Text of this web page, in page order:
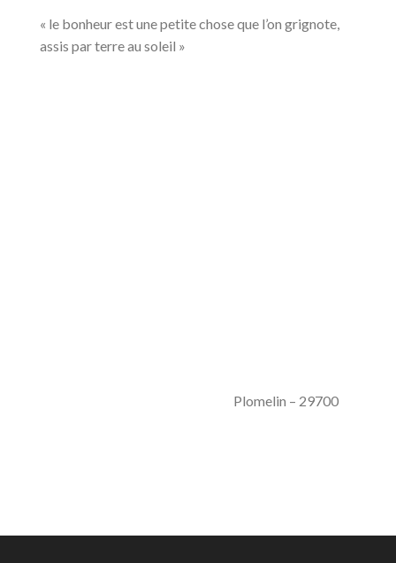
« le bonheur est une petite chose que l’on grignote,
assis par terre au soleil »
Plomelin – 29700